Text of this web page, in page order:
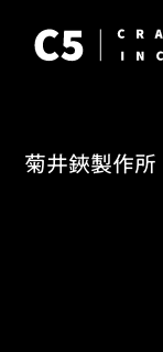
菊井鋏製作